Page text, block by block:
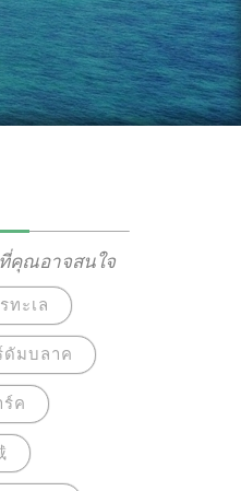
คุณอาจสนใจ
ทะเล
ดัมบลาค
ค